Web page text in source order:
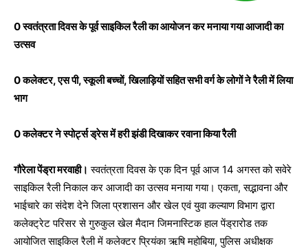
0 स्वतंत्रता दिवस के पूर्व साइकिल रैली का आयोजन कर मनाया गया आजादी का
उत्सव
0 कलेक्टर, एस पी, स्कूली बच्चों, खिलाड़ियों सहित सभी वर्ग के लोगों ने रैली में लिया
भाग
0 कलेक्टर ने स्पोर्ट्स ड्रेस में हरी झंडी दिखाकर रवाना किया रैली
गौरेला पेंड्रा मरवाही। स्वतंत्रता दिवस के एक दिन पूर्व आज 14 अगस्त को सवेरे
साइकिल रैली निकाल कर आजादी का उत्सव मनाया गया। एकता, सद्भावना और
भाईचारे का संदेश देने जिला प्रशासन और खेल एवं युवा कल्याण विभाग द्वारा
कलेक्ट्रेट परिसर से गुरुकुल खेल मैदान जिमनास्टिक हाल पेंड्रारोड तक
आयोजित साइकिल रैली में कलेक्टर प्रियंका ऋषि महोबिया, पुलिस अधीक्षक